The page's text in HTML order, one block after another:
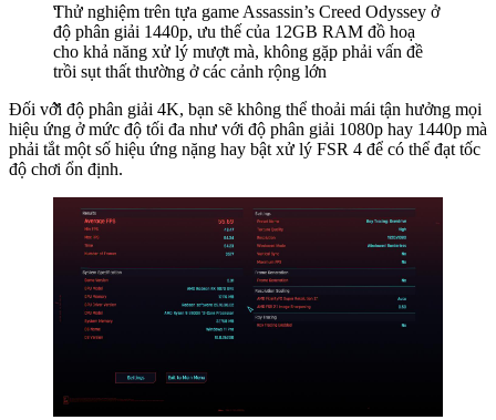
Thử nghiệm trên tựa game Assassin’s Creed Odyssey ở
độ phân giải 1440p, ưu thế của 12GB RAM đồ hoạ
cho khả năng xử lý mượt mà, không gặp phải vấn đề
trồi sụt thất thường ở các cảnh rộng lớn
Đối với độ phân giải 4K, bạn sẽ không thể thoải mái tận hưởng mọi
hiệu ứng ở mức độ tối đa như với độ phân giải 1080p hay 1440p mà
phải tắt một số hiệu ứng nặng hay bật xử lý FSR 4 để có thể đạt tốc
độ chơi ổn định.